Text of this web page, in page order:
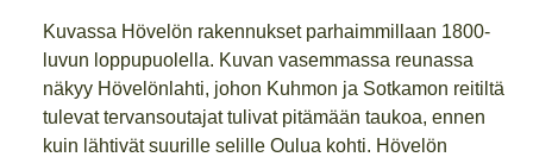
Kuvassa Hövelön rakennukset parhaimmillaan 1800-
luvun loppupuolella. Kuvan vasemmassa reunassa
näkyy Hövelönlahti, johon Kuhmon ja Sotkamon reitiltä
tulevat tervansoutajat tulivat pitämään taukoa, ennen
kuin lähtivät suurille selille Oulua kohti. Hövelön